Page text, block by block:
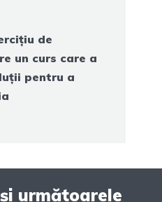
de
un curs care a
pentru a
următoarele